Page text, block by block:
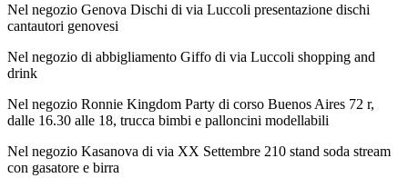
Nel negozio Genova Dischi di via Luccoli presentazione dischi
cantautori genovesi
Nel negozio di abbigliamento Giffo di via Luccoli shopping and
drink
Nel negozio Ronnie Kingdom Party di corso Buenos Aires 72 r,
dalle 16.30 alle 18, trucca bimbi e palloncini modellabili
Nel negozio Kasanova di via XX Settembre 210 stand soda stream
con gasatore e birra